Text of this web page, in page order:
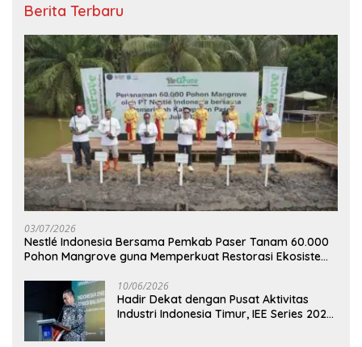
Berita Terbaru
03/07/2026
Nestlé Indonesia Bersama Pemkab Paser Tanam 60.000
Pohon Mangrove guna Memperkuat Restorasi Ekosistem
10/06/2026
Hadir Dekat dengan Pusat Aktivitas
Industri Indonesia Timur, IEE Series 2026